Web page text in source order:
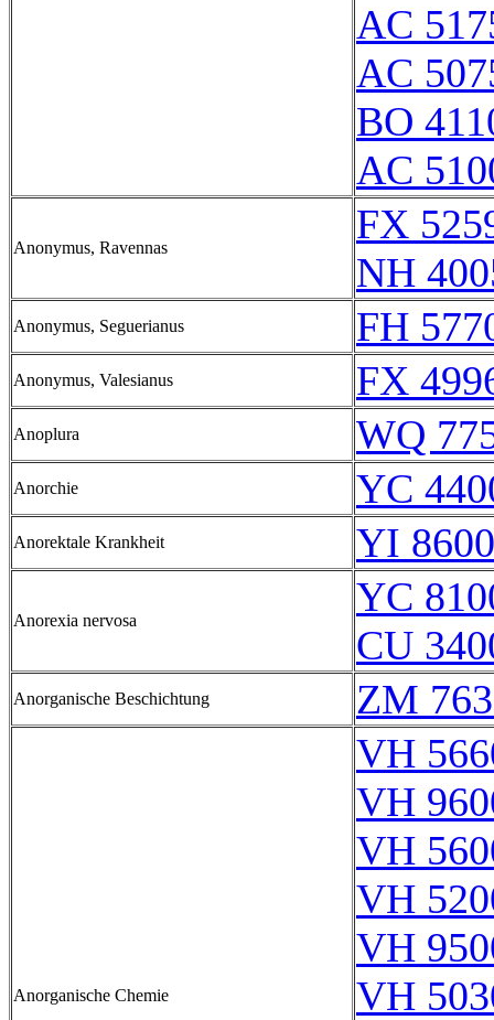
AC
AC
BO
AC
Anonymus, Ravennas
FX
NH
Anonymus, Seguerianus FH
Anonymus, Valesianus FX
Anoplura WQ
Anorchie YC
Anorektale Krankheit YI
Anorexia nervosa
YC
CU
Anorganische Beschichtung ZM
Anorganische Chemie
VH
VH
VH
VH
VH
VH